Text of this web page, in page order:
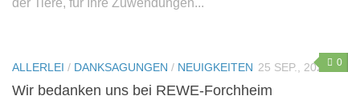
der Tiere, für Ihre Zuwendungen...
0
ALLERLEI / DANKSAGUNGEN / NEUIGKEITEN 25 SEP., 2022
Wir bedanken uns bei REWE-Forchheim